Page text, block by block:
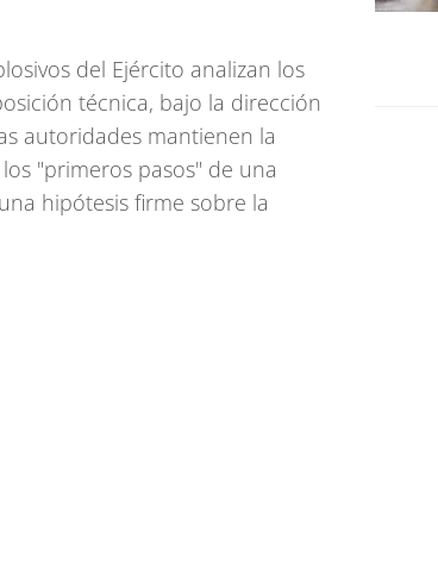
del Ejército analizan los
técnica, bajo la dirección
autoridades mantienen la
"primeros pasos" de una
hipótesis firme sobre la